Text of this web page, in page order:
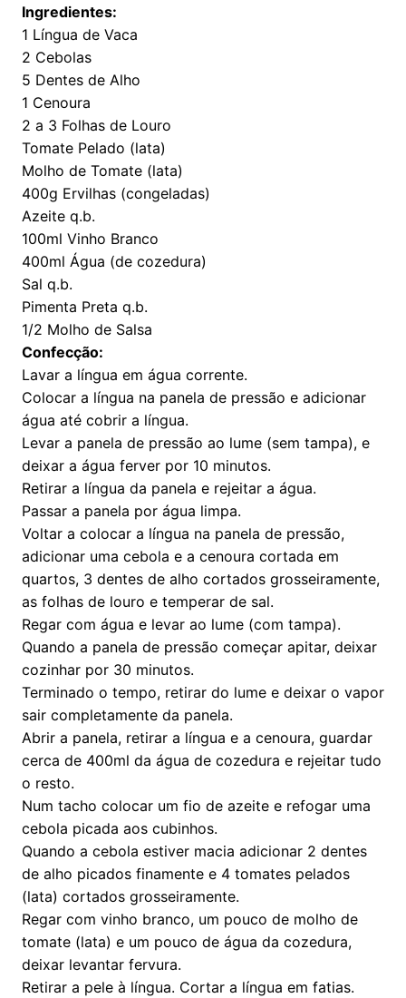
Ingredientes:
1 Língua de Vaca
2 Cebolas
5 Dentes de Alho
1 Cenoura
2 a 3 Folhas de Louro
Tomate Pelado (lata)
Molho de Tomate (lata)
400g Ervilhas (congeladas)
Azeite q.b.
100ml Vinho Branco
400ml Água (de cozedura)
Sal q.b.
Pimenta Preta q.b.
1/2 Molho de Salsa
Confecção:
Lavar a língua em água corrente.
Colocar a língua na panela de pressão e adicionar
água até cobrir a língua.
Levar a panela de pressão ao lume (sem tampa), e
deixar a água ferver por 10 minutos.
Retirar a língua da panela e rejeitar a água.
Passar a panela por água limpa.
Voltar a colocar a língua na panela de pressão,
adicionar uma cebola e a cenoura cortada em
quartos, 3 dentes de alho cortados grosseiramente,
as folhas de louro e temperar de sal.
Regar com água e levar ao lume (com tampa).
Quando a panela de pressão começar apitar, deixar
cozinhar por 30 minutos.
Terminado o tempo, retirar do lume e deixar o vapor
sair completamente da panela.
Abrir a panela, retirar a língua e a cenoura, guardar
cerca de 400ml da água de cozedura e rejeitar tudo
o resto.
Num tacho colocar um fio de azeite e refogar uma
cebola picada aos cubinhos.
Quando a cebola estiver macia adicionar 2 dentes
de alho picados finamente e 4 tomates pelados
(lata) cortados grosseiramente.
Regar com vinho branco, um pouco de molho de
tomate (lata) e um pouco de água da cozedura,
deixar levantar fervura.
Retirar a pele à língua. Cortar a língua em fatias.